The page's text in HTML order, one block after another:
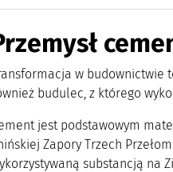
w budownictwie
budulec, z którego
jest podstawowym
Zapory Trzech
substancją na